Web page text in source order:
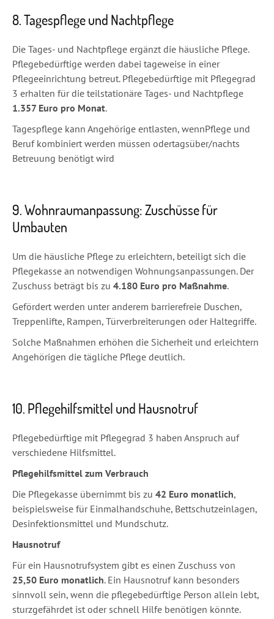
8. Tagespflege und Nachtpflege
Die Tages- und Nachtpflege ergänzt die häusliche Pflege.
Pflegebedürftige werden dabei tageweise in einer
Pflegeeinrichtung betreut. Pflegebedürftige mit Pflegegrad
3 erhalten für die teilstationäre Tages- und Nachtpflege
1.357 Euro pro Monat.
Tagespflege kann Angehörige entlasten, wennPflege und
Beruf kombiniert werden müssen odertagsüber/nachts
Betreuung benötigt wird
9. Wohnraumanpassung: Zuschüsse für
Umbauten
Um die häusliche Pflege zu erleichtern, beteiligt sich die
Pflegekasse an notwendigen Wohnungsanpassungen. Der
Zuschuss beträgt bis zu 4.180 Euro pro Maßnahme.
Gefördert werden unter anderem barrierefreie Duschen,
Treppenlifte, Rampen, Türverbreiterungen oder Haltegriffe.
Solche Maßnahmen erhöhen die Sicherheit und erleichtern
Angehörigen die tägliche Pflege deutlich.
10. Pflegehilfsmittel und Hausnotruf
Pflegebedürftige mit Pflegegrad 3 haben Anspruch auf
verschiedene Hilfsmittel.
Pflegehilfsmittel zum Verbrauch
Die Pflegekasse übernimmt bis zu 42 Euro monatlich,
beispielsweise für Einmalhandschuhe, Bettschutzeinlagen,
Desinfektionsmittel und Mundschutz.
Hausnotruf
Für ein Hausnotrufsystem gibt es einen Zuschuss von
25,50 Euro monatlich. Ein Hausnotruf kann besonders
sinnvoll sein, wenn die pflegebedürftige Person allein lebt,
sturzgefährdet ist oder schnell Hilfe benötigen könnte.